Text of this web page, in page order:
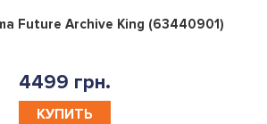
0
Future Archive King (63440901)
4499 грн.
КУПИТЬ